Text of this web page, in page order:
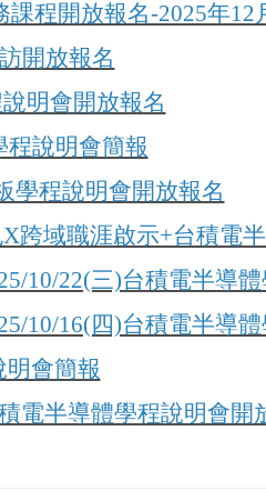
課程開放報名-2025年
開放報名
明會開放報名
說明會簡報
學程說明會開放報名
跨域職涯啟示+台積電
10/22(三)台積電半導
10/16(四)台積電半導
明會簡報
電半導體學程說明會開